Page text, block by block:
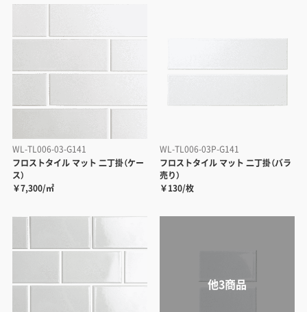
WL-TL006-03-G141
フロストタイル マット 二丁掛（ケー
ス）
￥7,300/㎡
WL-TL006-03P-G141
フロストタイル マット 二丁掛（バラ
売り）
￥130/枚